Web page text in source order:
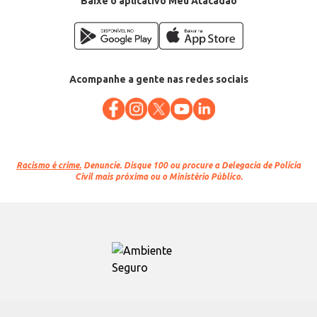
Acompanhe a gente nas redes sociais
Racismo é crime. Denuncie. Disque 100 ou procure a Delegacia de Polícia
Civil mais próxima ou o Ministério Público.